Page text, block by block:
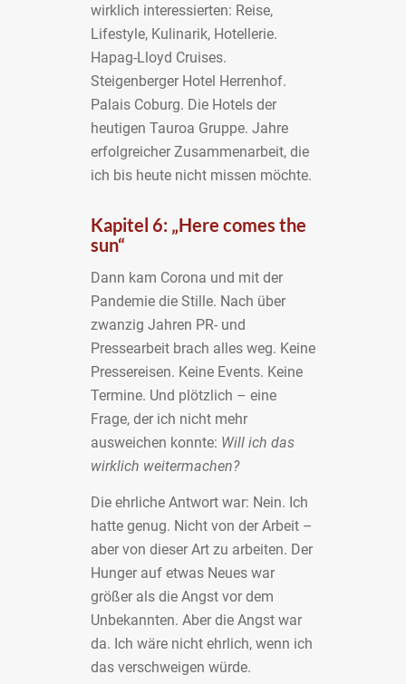
wirklich interessierten: Reise,
Lifestyle, Kulinarik, Hotellerie.
Hapag-Lloyd Cruises.
Steigenberger Hotel Herrenhof.
Palais Coburg. Die Hotels der
heutigen Tauroa Gruppe. Jahre
erfolgreicher Zusammenarbeit, die
ich bis heute nicht missen möchte.
Kapitel 6: „Here comes the
sun“
Dann kam Corona und mit der
Pandemie die Stille. Nach über
zwanzig Jahren PR- und
Pressearbeit brach alles weg. Keine
Pressereisen. Keine Events. Keine
Termine. Und plötzlich – eine
Frage, der ich nicht mehr
ausweichen konnte: Will ich das
wirklich weitermachen?
Die ehrliche Antwort war: Nein. Ich
hatte genug. Nicht von der Arbeit –
aber von dieser Art zu arbeiten. Der
Hunger auf etwas Neues war
größer als die Angst vor dem
Unbekannten. Aber die Angst war
da. Ich wäre nicht ehrlich, wenn ich
das verschweigen würde.